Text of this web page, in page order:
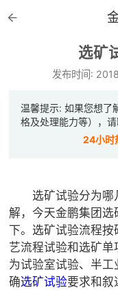

选矿
发布时间:
温馨提示: 如果您想了
格及处理能力等），请
24小时
选矿试验分为哪
解，今天金鹏集团
下。选矿试验流程
艺流程试验和选矿
为试验室试验、半
确选矿试验要求和叙